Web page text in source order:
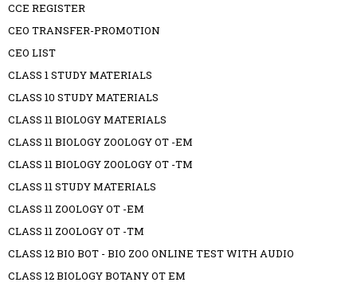
CCE REGISTER
CEO TRANSFER-PROMOTION
CEO LIST
CLASS 1 STUDY MATERIALS
CLASS 10 STUDY MATERIALS
CLASS 11 BIOLOGY MATERIALS
CLASS 11 BIOLOGY ZOOLOGY OT -EM
CLASS 11 BIOLOGY ZOOLOGY OT -TM
CLASS 11 STUDY MATERIALS
CLASS 11 ZOOLOGY OT -EM
CLASS 11 ZOOLOGY OT -TM
CLASS 12 BIO BOT - BIO ZOO ONLINE TEST WITH AUDIO
CLASS 12 BIOLOGY BOTANY OT EM